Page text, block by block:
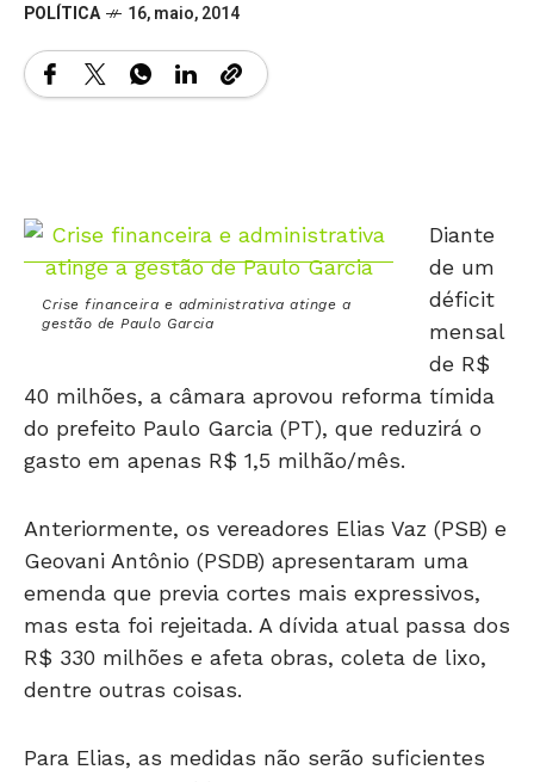
POLÍTICA 16, maio, 2014
Crise financeira e administrativa atinge a
de um
déficit
mensal
de R$
40 milhões, a câmara aprovou reforma tímida
do prefeito Paulo Garcia (PT), que reduzirá o
gasto em apenas R$ 1,5 milhão/mês.
Geovani Antônio (PSDB) apresentaram uma
emenda que previa cortes mais expressivos,
mas esta foi rejeitada. A dívida atual passa dos
R$ 330 milhões e afeta obras, coleta de lixo,
dentre outras coisas.
para sanar o problema.